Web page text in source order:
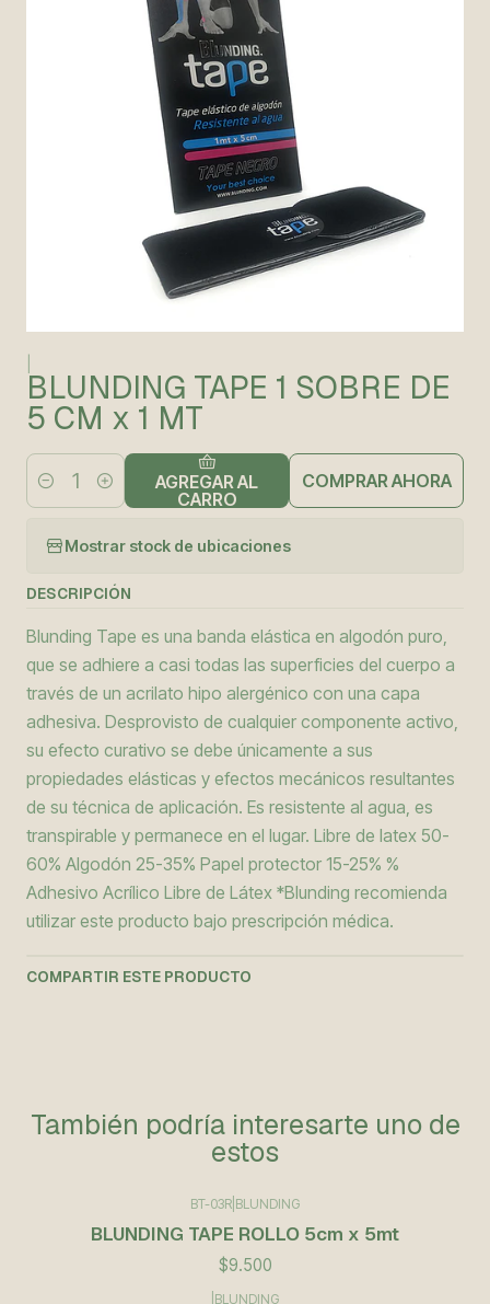
BLUNDING TAPE 1 SOBRE DE
5 CM x 1 MT
Cantidad
AGREGAR AL
CARRO
COMPRAR AHORA
Mostrar stock de ubicaciones
DESCRIPCIÓN
Blunding Tape es una banda elástica en algodón puro,
que se adhiere a casi todas las superficies del cuerpo a
través de un acrilato hipo alergénico con una capa
adhesiva. Desprovisto de cualquier componente activo,
su efecto curativo se debe únicamente a sus
propiedades elásticas y efectos mecánicos resultantes
de su técnica de aplicación. Es resistente al agua, es
transpirable y permanece en el lugar. Libre de latex 50-
60% Algodón 25-35% Papel protector 15-25% %
Adhesivo Acrílico Libre de Látex *Blunding recomienda
utilizar este producto bajo prescripción médica.
COMPARTIR ESTE PRODUCTO
También podría interesarte uno de
estos
BT-03R BLUNDING
BLUNDING TAPE ROLLO 5cm x 5mt
$9.500
BLUNDING